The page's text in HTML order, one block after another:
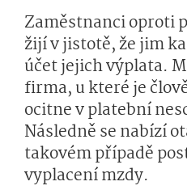
Zaměstnanci oproti
žijí v jistotě, že jim
účet jejich výplata.
firma, u které je
ocitne v platební
Následně se nabízí
takovém případě
vyplacení mzdy.